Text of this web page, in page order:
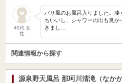
40代 女
性
バリ風のお風呂入りました。
ちいいし、シャワーの出も良
きまし…
関連情報から探す
源泉野天風呂 那珂川清滝（なか